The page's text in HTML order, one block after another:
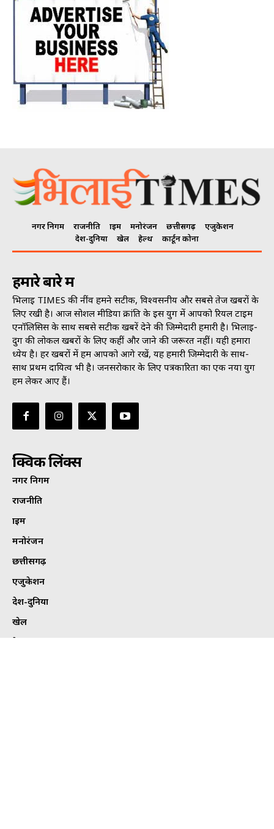
नगर निगम राजनीति क्राइम मनोरंजन छत्तीसगढ़
एजुकेशन
देश-दुनिया
खेल हेल्थ कार्टून कोना
हमारे बारे में
भिलाई TIMES की नींव हमने सटीक, विश्वसनीय और सबसे तेज खबरों के
लिए रखी है। आज सोशल मीडिया क्रांति के इस युग में आपको रियल टाइम
एनॉलिसिस के साथ सबसे सटीक खबरें देने की जिम्मेदारी हमारी है। भिलाई-
दुर्ग की लोकल खबरों के लिए कहीं और जाने की जरूरत नहीं। यही हमारा
ध्येय है। हर खबरों में हम आपको आगे रखें, यह हमारी जिम्मेदारी के साथ-
साथ प्रथम दायित्व भी है। जनसराेकार के लिए पत्रकारिता का एक नया युग
हम लेकर आए हैं।
क्विक लिंक्स
नगर निगम
राजनीति
क्राइम
मनोरंजन
छत्तीसगढ़
एजुकेशन
देश-दुनिया
खेल
हेल्थ